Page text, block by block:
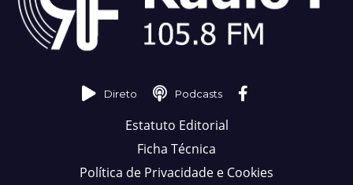
Direto Podcasts
Estatuto Editorial
Ficha Técnica
Política de Privacidade e Cookies